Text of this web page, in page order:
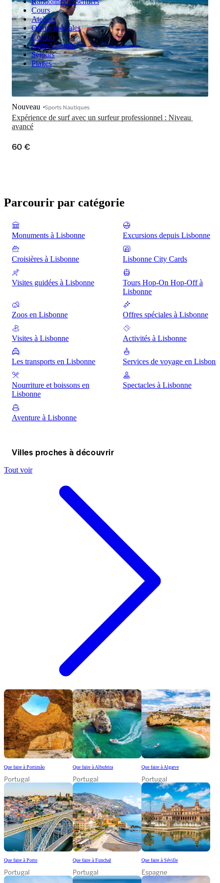
Cours
Ateliers
Offres spéciales
Combo
Saint-Valentin
Séjours
Plages
Expérience de surf avec un surfeur professionnel : Niveau
avancé
Nouveau Sports Nautiques
60 €
Parcourir par catégorie
Monuments à Lisbonne Excursions depuis Lisbonne
Croisières à Lisbonne Lisbonne City Cards
Visites guidées à Lisbonne
Tours Hop-On Hop-Off à
Lisbonne
Zoos en Lisbonne Offres spéciales à Lisbonne
Visites à Lisbonne Activités à Lisbonne
Les transports en Lisbonne Services de voyage en
Nourriture et boissons en
Lisbonne
Spectacles à Lisbonne
Aventure à Lisbonne
Villes proches à découvrir
Tout voir
Que faire à Portimão
Portugal
Que faire à Albufeira
Portugal
Que faire à Algarve
Portugal
Que faire à Porto
Portugal
Que faire à Funchal
Portugal
Que faire à Séville
Espagne